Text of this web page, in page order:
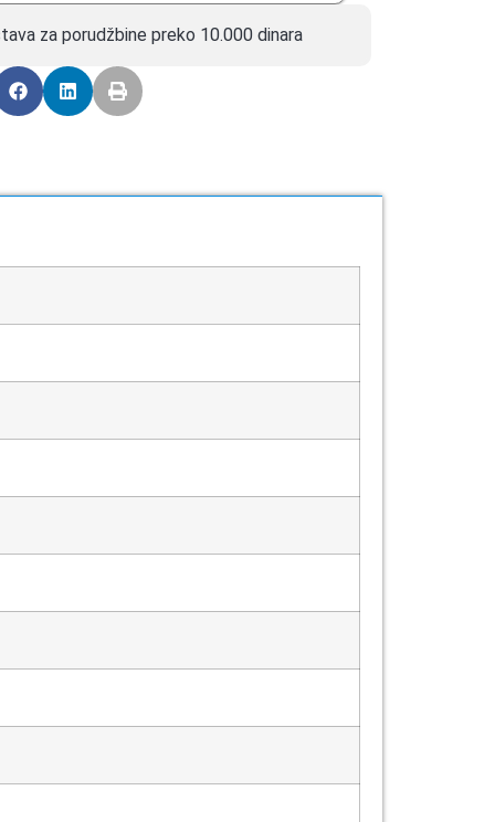
za porudžbine preko 10.000 dinara